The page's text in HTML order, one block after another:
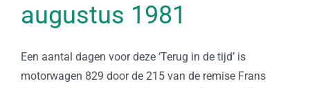
augustus 1981
Een aantal dagen voor deze ‘Terug in de tijd’ is
motorwagen 829 door de 215 van de remise Frans